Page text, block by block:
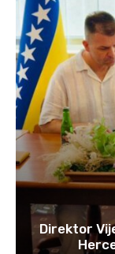
Direktor